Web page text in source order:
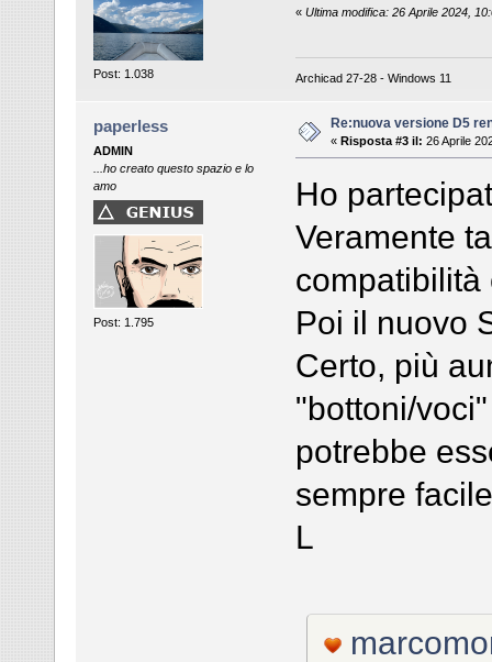
Post: 1.038
« Ultima modifica: 26 Aprile 2024,
Archicad 27-28 - Windows 11
paperless
ADMIN
...ho creato questo spazio e lo
amo
Post: 1.795
Re:nuova versione D5
« Risposta #3 il: 26 Aprile
Ho
Veramente
compatibilità
Poi il nuovo
Certo, più
"bottoni/
potrebbe
sempre
L